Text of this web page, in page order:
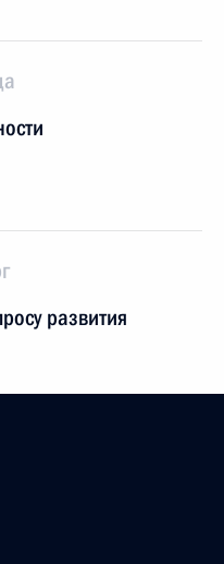
развития